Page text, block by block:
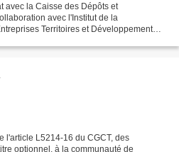
avec la Caisse des Dépôts et
avec l'Institut de la
Territoires et Développement
l'article L5214-16 du CGCT, des
optionnel, à la communauté de